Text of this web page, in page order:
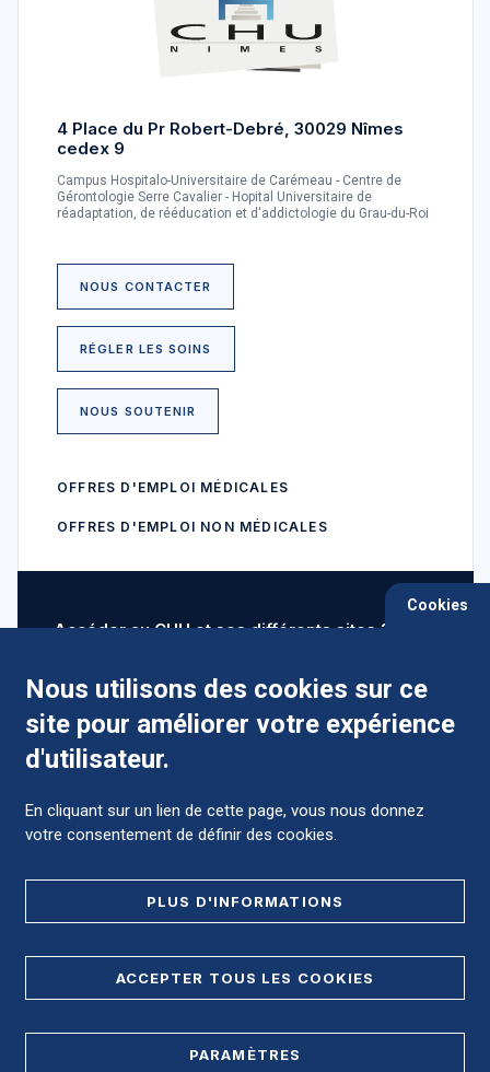
4 Place du Pr Robert-Debré, 30029 Nîmes
cedex 9
Campus Hospitalo-Universitaire de Carémeau - Centre de
Gérontologie Serre Cavalier - Hopital Universitaire de
réadaptation, de rééducation et d'addictologie du Grau-du-Roi
NOUS CONTACTER
RÉGLER LES SOINS
NOUS SOUTENIR
OFFRES D'EMPLOI MÉDICALES
OFFRES D'EMPLOI NON MÉDICALES
Accéder au CHU et ses différents sites ?
Comment préparer mon hospitalisation ?
PLAN DE SITE
Cookies
Nous utilisons des cookies sur ce
site pour améliorer votre expérience
d'utilisateur.
En cliquant sur un lien de cette page, vous nous donnez
votre consentement de définir des cookies.
PLUS D'INFORMATIONS
ACCEPTER TOUS LES COOKIES
PARAMÈTRES